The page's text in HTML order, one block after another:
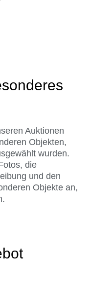
Auktionen
Objekten,
wurden.
die
und den
Objekte an,